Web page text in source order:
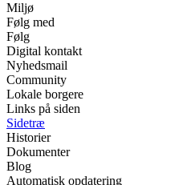
Miljø
Følg med
Følg
Digital kontakt
Nyhedsmail
Community
Lokale borgere
Links på siden
Sidetræ
Historier
Dokumenter
Blog
Automatisk opdatering